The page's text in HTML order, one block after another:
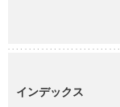
インデックス